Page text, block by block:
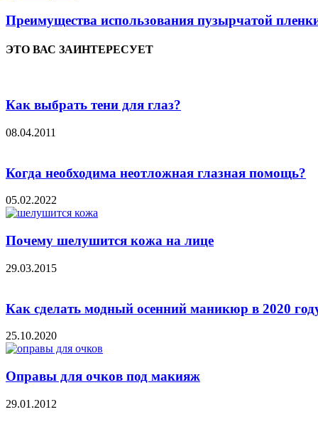
Преимущества использования пузырчатой
ЭТО ВАС ЗАИНТЕРЕСУЕТ
Как выбрать тени для глаз?
08.04.2011
Когда необходима неотложная глазная помощь?
05.02.2022
Почему шелушится кожа на лице
29.03.2015
Как сделать модный осенний маникюр в 2020
25.10.2020
Оправы для очков под макияж
29.01.2012